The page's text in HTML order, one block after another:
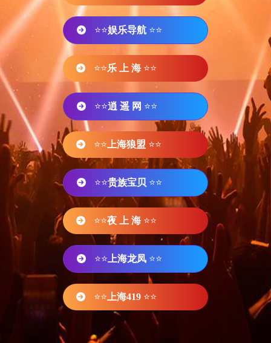
⭐⭐娱乐导航 ⭐⭐
⭐⭐乐 上 海 ⭐⭐
⭐⭐逍 遥 网 ⭐⭐
⭐⭐ 上海狼盟 ⭐⭐
⭐⭐贵族宝贝 ⭐⭐
⭐⭐夜 上 海 ⭐⭐
⭐⭐ 上海龙凤 ⭐⭐
⭐⭐ 上海419 ⭐⭐